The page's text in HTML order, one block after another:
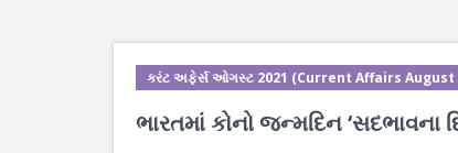
કરંટ અફેર્સ ઓગસ્ટ 2021 (Current Affairs August
ભારતમાં કોનો જન્મદિન ‘સદભાવના